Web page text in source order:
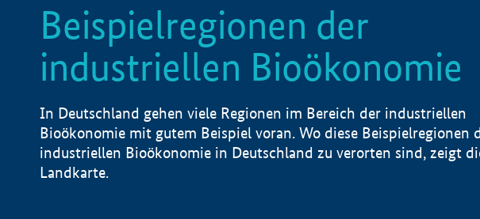
Beispielregionen der
industriellen Bioökonomie
In Deutschland gehen viele Regionen im Bereich der industriellen
Bioökonomie mit gutem Beispiel voran. Wo diese Beispielregionen
industriellen Bioökonomie in Deutschland zu verorten sind, zeigt
Landkarte.